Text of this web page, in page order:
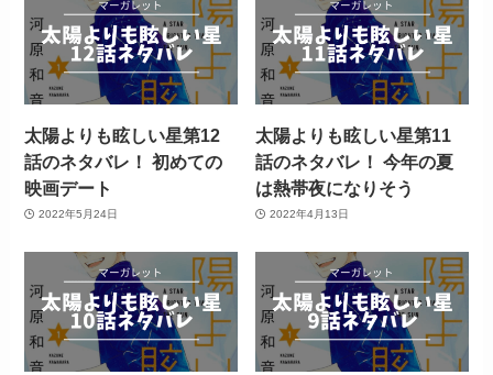
太陽よりも眩しい星第12
話のネタバレ！ 初めての
映画デート
2022年5月24日
太陽よりも眩しい星第11
話のネタバレ！ 今年の夏
は熱帯夜になりそう
2022年4月13日